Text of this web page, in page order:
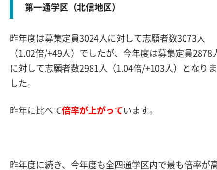
第一通学区（北信地区）
昨年度は募集定員3024人に対して志願者数3073人
（1.02倍/+49人）でしたが、今年度は募集定員2878
に対して志願者数2981人（1.04倍/+103人）となりま
した。
昨年に比べて倍率が上がって います。
昨年度に続き、今年度も全四通学区内で最も倍率が